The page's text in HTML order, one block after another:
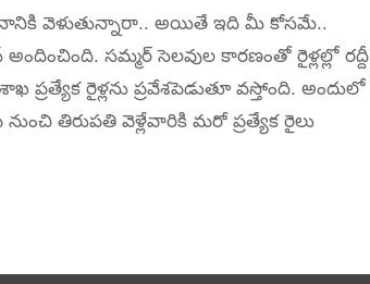
వెళుతున్నారా.. అయితే ఇది మీ కోసమే..
సమ్మర్ సెలవుల కారణంతో రైళ్లల్లో రద్దీ
ప్రత్యేక రైళ్లను ప్రవేశపెడుతూ వస్తోంది. అందులో
తిరుపతి వెళ్లేవారికి మరో ప్రత్యేక రైలు